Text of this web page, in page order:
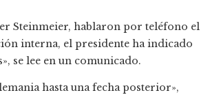
Steinmeier, hablaron por teléfono el
interna, el presidente ha indicado
se lee en un comunicado.
hasta una fecha posterior»,